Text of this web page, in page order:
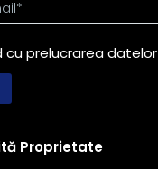
cu prelucrarea datelor
Proprietate